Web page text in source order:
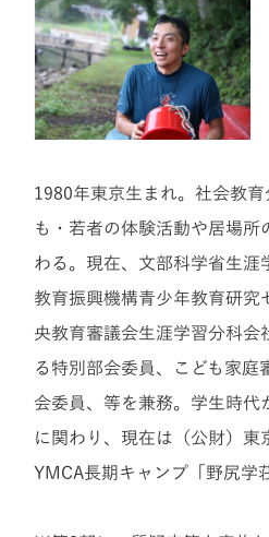
1980年東京生まれ。社会教
も・若者の体験活動や居場所
わる。現在、文部科学省生涯
教育振興機構青少年教育研究
央教育審議会生涯学習分科会
る特別部会委員、こども家庭
会委員、等を兼務。学生時代
に関わり、現在は（公財）東
YMCA長期キャンプ「野尻学